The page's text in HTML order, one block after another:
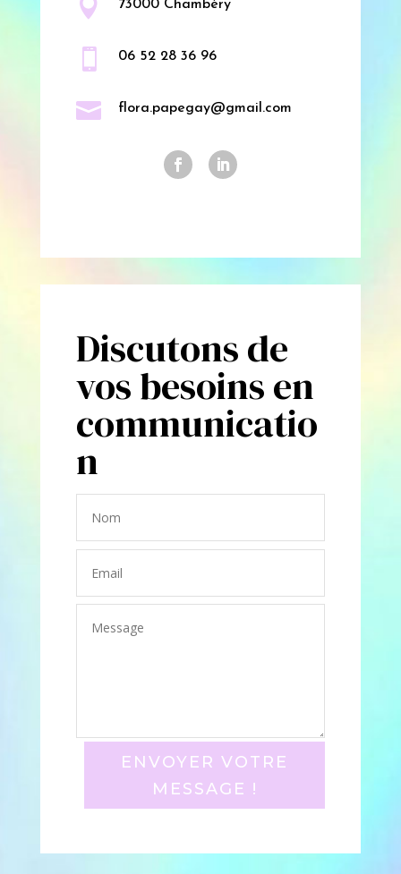
 73000 Chambéry
 06 52 28 36 96
 flora.papegay@gmail.com
Discutons de
vos besoins en
communicatio
n
ENVOYER VOTRE
MESSAGE !